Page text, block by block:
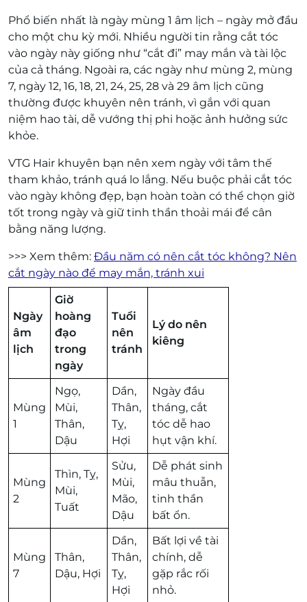
Phổ biến nhất là ngày mùng 1 âm lịch – ngày mở đầu
cho một chu kỳ mới. Nhiều người tin rằng cắt tóc
vào ngày này giống như “cắt đi” may mắn và tài lộc
của cả tháng. Ngoài ra, các ngày như mùng 2, mùng
7, ngày 12, 16, 18, 21, 24, 25, 28 và 29 âm lịch cũng
thường được khuyên nên tránh, vì gắn với quan
niệm hao tài, dễ vướng thị phi hoặc ảnh hưởng sức
khỏe.
VTG Hair khuyên bạn nên xem ngày với tâm thế
tham khảo, tránh quá lo lắng. Nếu buộc phải cắt tóc
vào ngày không đẹp, bạn hoàn toàn có thể chọn giờ
tốt trong ngày và giữ tinh thần thoải mái để cân
bằng năng lượng.
>>> Xem thêm: Đầu năm có nên cắt tóc không? Nên
cắt ngày nào để may mắn, tránh xui
Ngày
âm
lịch
Giờ
hoàng
đạo
trong
ngày
Tuổi
nên
tránh
Lý do nên
kiêng
Mùng
1
Ngọ,
Mùi,
Thân,
Dậu
Dần,
Thân,
Tỵ,
Hợi
Ngày đầu
tháng, cắt
tóc dễ hao
hụt vận khí.
Mùng
2
Thìn, Tỵ,
Mùi,
Tuất
Sửu,
Mùi,
Mão,
Dậu
Dễ phát sinh
mâu thuẫn,
tinh thần
bất ổn.
Mùng
7
Thân,
Dậu, Hợi
Dần,
Thân,
Tỵ,
Hợi
Bất lợi về tài
chính, dễ
gặp rắc rối
nhỏ.